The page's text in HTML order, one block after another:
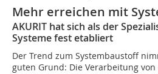
Mehr erreichen mit
AKURIT hat sich als der
Systeme fest etabliert
Der Trend zum Systembaustoff
guten Grund: Die Verarbeitung